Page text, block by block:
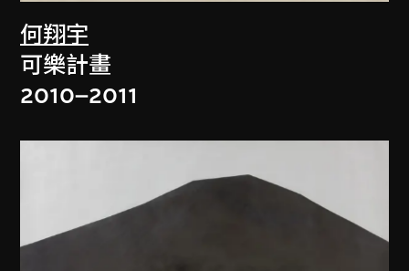
何翔宇
可樂計畫
2010–2011